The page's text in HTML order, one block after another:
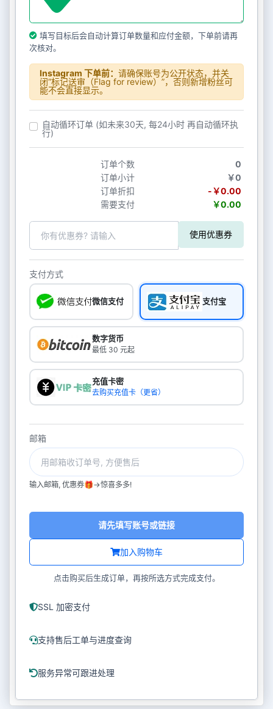
填写目标后会自动计算订单数量和应付金额，下单前请再
次核对。
Instagram 下单前： 请确保账号为公开状态，并关
闭“标记送审（Flag for review）”，否则新增粉丝可
能不会直接显示。
自动循环订单 (如未来30天, 每24小时 再自动循环执
行)
订单个数
0
订单小计
￥0
订单折扣
-￥0.00
需要支付
￥0.00
使用优惠券
支付方式
微信支付 支付宝
数字货币
最低 30 元起
充值卡密
去购买充值卡（更省）
邮箱
输入邮箱, 优惠券🎁->惊喜多多!
加入购物车
请先填写账号或链接
点击购买后生成订单，再按所选方式完成支付。
SSL 加密支付
支持售后工单与进度查询
服务异常可跟进处理